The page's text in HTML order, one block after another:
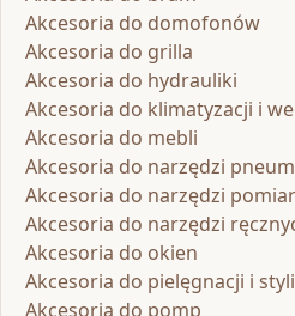
Akcesoria do domofonów
Akcesoria do grilla
Akcesoria do hydrauliki
Akcesoria do klimatyzacji i
Akcesoria do mebli
Akcesoria do narzędzi
Akcesoria do narzędzi
Akcesoria do narzędzi
Akcesoria do okien
Akcesoria do pielęgnacji i
Akcesoria do pomp